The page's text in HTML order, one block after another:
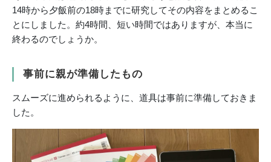
14時から夕飯前の18時までに研究してその内容をまとめるこ
とにしました。約4時間、短い時間ではありますが、本当に
終わるのでしょうか。
事前に親が準備したもの
スムーズに進められるように、道具は事前に準備しておきま
した。